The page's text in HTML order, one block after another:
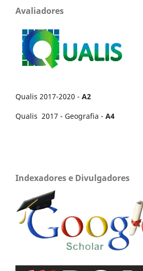
Avaliadores
Qualis 2017-2020 - A2
Qualis 2017 - Geografia - A4
Indexadores e Divulgadores